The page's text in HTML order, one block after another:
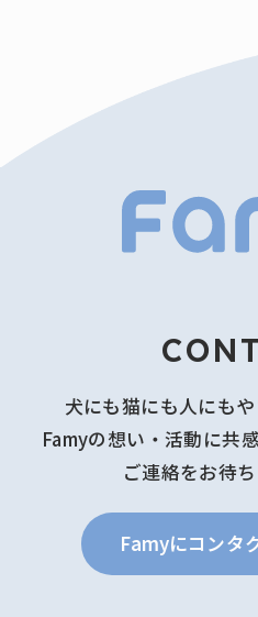
犬にも猫にも人にも
Famyの想い・活動に共
ご連絡をお待
Famyにコンタ